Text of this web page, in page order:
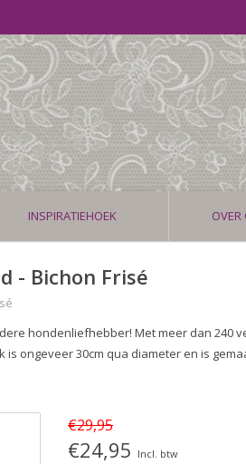
INSPIRATIEHOEK OVER
- Bichon Frisé
hondenliefhebber! Met meer dan 240
ongeveer 30cm qua diameter en is
€29,95
€24,95 Incl. btw